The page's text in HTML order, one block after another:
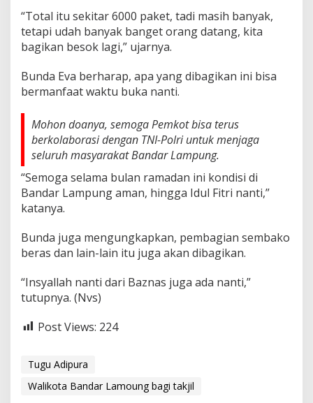
k
B
-
g
i
T
a
j
i
“Total itu sekitar 6000 paket, tadi masih banyak,
tetapi udah banyak banget orang datang, kita
bagikan besok lagi,” ujarnya.
Bunda Eva berharap, apa yang dibagikan ini bisa
bermanfaat waktu buka nanti.
Mohon doanya, semoga Pemkot bisa terus
berkolaborasi dengan TNI-Polri untuk menjaga
seluruh masyarakat Bandar Lampung.
“Semoga selama bulan ramadan ini kondisi di
Bandar Lampung aman, hingga Idul Fitri nanti,”
katanya.
Bunda juga mengungkapkan, pembagian sembako
beras dan lain-lain itu juga akan dibagikan.
“Insyallah nanti dari Baznas juga ada nanti,”
tutupnya. (Nvs)
Post Views: 224
Tugu Adipura
Walikota Bandar Lamoung bagi takjil